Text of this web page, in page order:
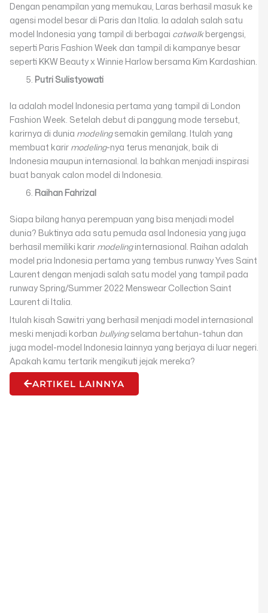
Dengan penampilan yang memukau, Laras berhasil masuk ke
agensi model besar di Paris dan Italia. Ia adalah salah satu
model Indonesia yang tampil di berbagai catwalkbergengsi,
seperti Paris Fashion Week dan tampil di kampanye besar
seperti KKW Beauty x Winnie Harlow bersama Kim Kardashian.
Putri Sulistyowati
Ia adalah model Indonesia pertama yang tampil di London
Fashion Week. Setelah debut di panggung mode tersebut,
karirnya di dunia modelingsemakin gemilang. Itulah yang
membuat karir modeling-nya terus menanjak, baik di
Indonesia maupun internasional. Ia bahkan menjadi inspirasi
buat banyak calon model di Indonesia.
Raihan Fahrizal
Siapa bilang hanya perempuan yang bisa menjadi model
dunia? Buktinya ada satu pemuda asal Indonesia yang juga
berhasil memiliki karir modelinginternasional. Raihan adalah
model pria Indonesia pertama yang tembus runway Yves Saint
Laurent dengan menjadi salah satu model yang tampil pada
runway Spring/Summer 2022 Menswear Collection Saint
Laurent di Italia.
Itulah kisah Sawitri yang berhasil menjadi model internasional
meski menjadi korban bullyingselama bertahun-tahun dan
juga model-model Indonesia lainnya yang berjaya di luar negeri.
Apakah kamu tertarik mengikuti jejak mereka?
ARTIKEL LAINNYA